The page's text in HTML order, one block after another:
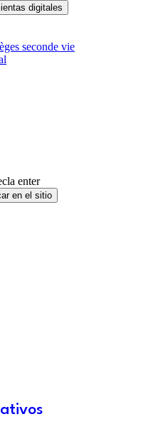
digitales
seconde vie
enter